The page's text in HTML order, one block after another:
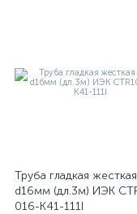
Труба гладкая
d16мм (дл.3м) ИЭК
016-K41-111I